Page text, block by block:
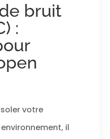
bruit
:
votre
il